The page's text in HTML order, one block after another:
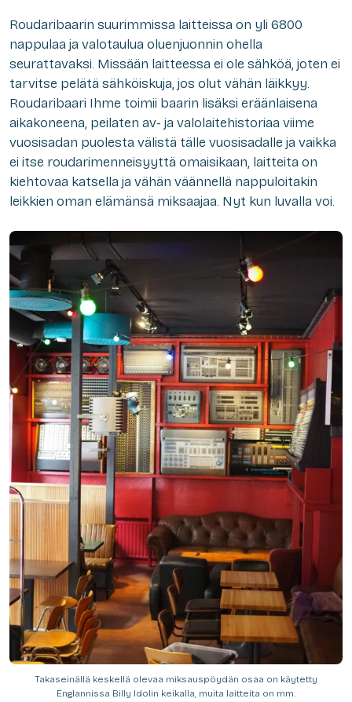
Roudaribaarin suurimmissa laitteissa on yli 6800
nappulaa ja valotaulua oluenjuonnin ohella
seurattavaksi. Missään laitteessa ei ole sähköä, joten ei
tarvitse pelätä sähköiskuja, jos olut vähän läikkyy.
Roudaribaari Ihme toimii baarin lisäksi eräänlaisena
aikakoneena, peilaten av- ja valolaitehistoriaa viime
vuosisadan puolesta välistä tälle vuosisadalle ja vaikka
ei itse roudarimenneisyyttä omaisikaan, laitteita on
kiehtovaa katsella ja vähän väännellä nappuloitakin
leikkien oman elämänsä miksaajaa. Nyt kun luvalla voi.
Takaseinällä keskellä olevaa miksauspöydän osaa on käytetty
Englannissa Billy Idolin keikalla, muita laitteita on mm.